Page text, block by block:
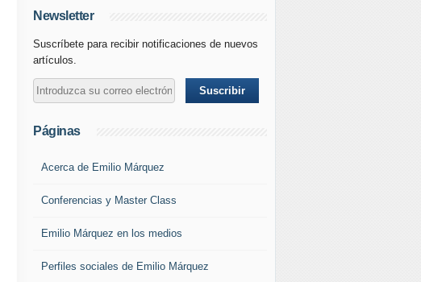
Newsletter
Suscríbete para recibir notificaciones de nuevos
artículos.
Páginas
Acerca de Emilio Márquez
Conferencias y Master Class
Emilio Márquez en los medios
Perfiles sociales de Emilio Márquez